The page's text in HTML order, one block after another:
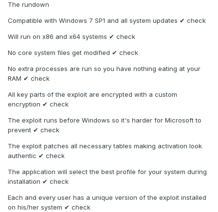
The rundown
Compatible with Windows 7 SP1 and all system updates ✔ check
Will run on x86 and x64 systems ✔ check
No core system files get modified ✔ check
No extra processes are run so you have nothing eating at your
RAM ✔ check
All key parts of the exploit are encrypted with a custom
encryption ✔ check
The exploit runs before Windows so it's harder for Microsoft to
prevent ✔ check
The exploit patches all necessary tables making activation look
authentic ✔ check
The application will select the best profile for your system during
installation ✔ check
Each and every user has a unique version of the exploit installed
on his/her system ✔ check